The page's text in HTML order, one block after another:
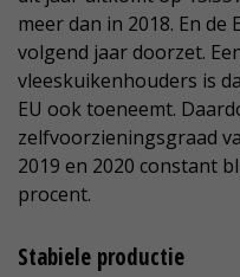
meer dan in 2018. En de
volgend jaar doorzet.
vleeskuikenhouders is
EU ook toeneemt.
zelfvoorzieningsgraad
2019 en 2020 constant
procent.
Stabiele productie